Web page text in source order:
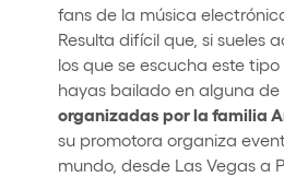
fans de la música
Resulta difícil que, si sueles
los que se escucha este
hayas bailado en alguna de
organizadas por la familia
su promotora organiza
mundo, desde Las Vegas a